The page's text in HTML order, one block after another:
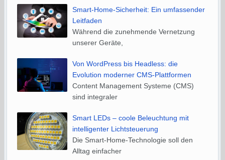
Smart-Home-Sicherheit: Ein umfassender
Leitfaden
Während die zunehmende Vernetzung
unserer Geräte,
Von WordPress bis Headless: die
Evolution moderner CMS-Plattformen
Content Management Systeme (CMS)
sind integraler
Smart LEDs – coole Beleuchtung mit
intelligenter Lichtsteuerung
Die Smart-Home-Technologie soll den
Alltag einfacher